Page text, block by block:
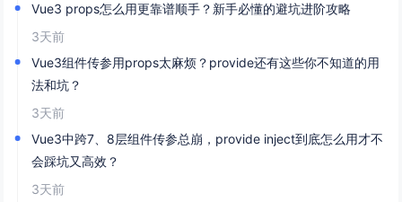
Vue3 props怎么用更靠谱顺手？新手必懂的避坑进阶攻略
3天前
Vue3组件传参用props太麻烦？provide还有这些你不知道的用
法和坑？
3天前
Vue3中跨7、8层组件传参总崩，provide inject到底怎么用才不
会踩坑又高效？
3天前